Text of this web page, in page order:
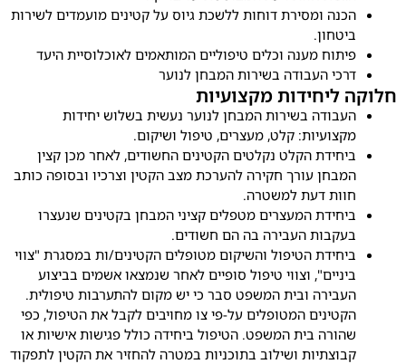
ומסירת דוחות ללשכת גיוס על קטינים מועמדים לשירות
מענה וכלים טיפוליים המותאמים לאוכלוסיית היעד
העבודה בשירות המבחן לנוער
מקצועיות
בשירות המבחן לנוער נעשית בשלוש יחידות
קלט, מעצרים, טיפול ושיקום.
הקלט נקלטים הקטינים החשודים, לאחר מכן קצין
עורך חקירה להערכת מצב הקטין וצרכיו ובסופה כותב
דעת למשטרה.
המעצרים מטפלים קציני המבחן בקטינים שנעצרו
העבירה בה הם חשודים.
הטיפול והשיקום מטופלים הקטינים/ות במסגרת "צווי
וצווי טיפול סופיים לאחר שנמצאו אשמים בביצוע
ובית המשפט סבר כי יש מקום להתערבות טיפולית.
המטופלים על-פי צו מחויבים לקבל את הטיפול, כפי
בית המשפט. הטיפול ביחידה כולל פגישות אישיות או
ושילוב בתוכניות במטרה להחזיר את הקטין לתפקוד